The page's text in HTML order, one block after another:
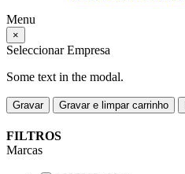
Menu
×
Seleccionar Empresa
Some text in the modal.
Gravar Gravar e limpar carrinho
FILTROS
Marcas